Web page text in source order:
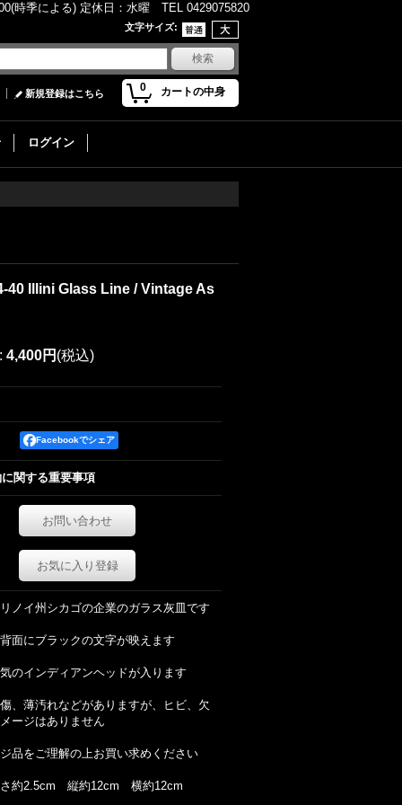
時季による) 定休日：水曜 TEL 0429075820
文字サイズ:
0 カートの中身
新規登録はこちら
ログイン
40 Illini Glass Line / Vintage As
: 4,400円 (税込)
Facebookでシェア
関する重要事項
お問い合わせ
お気に入り登録
ノイ州シカゴの企業のガラス灰皿です
面にブラックの文字が映えます
のインディアンヘッドが入ります
、薄汚れなどがありますが、ヒビ、欠
ージはありません
品をご理解の上お買い求めください
さ約2.5cm 縦約12cm 横約12cm